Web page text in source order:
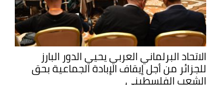
الاتحاد البرلماني العربي يحيي الدور البارز
للجزائر من أجل إيقاف الإبادة الجماعية بحق
الشعب الفلسطيني